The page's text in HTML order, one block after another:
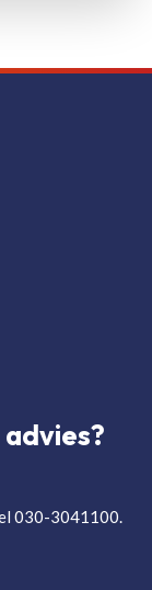
030-3041100.